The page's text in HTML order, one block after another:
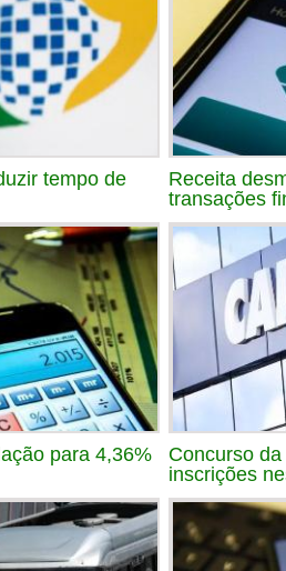
tempo de
Receita
transações
para 4,36%
Concurso
inscrições